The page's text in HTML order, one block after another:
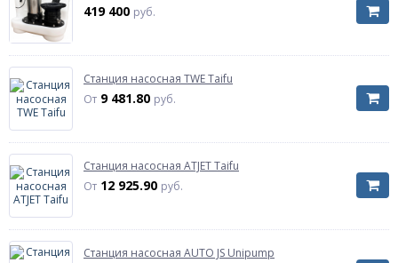
419 400 руб.
Станция насосная TWE Taifu
От 9 481.80 руб.
Станция насосная ATJET Taifu
От 12 925.90 руб.
Станция насосная AUTO JS Unipump